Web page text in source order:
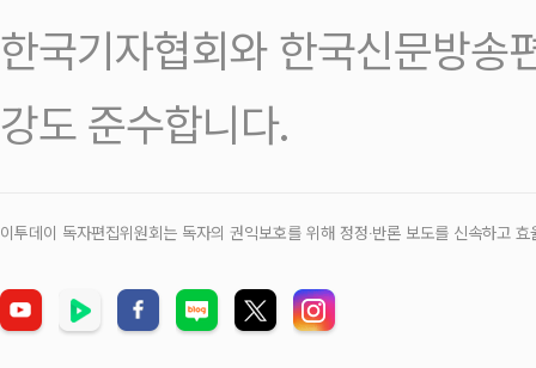
한국기자협회와 한국신문방송
강도 준수합니다.
이투데이 독자편집위원회는 독자의 권익보호를 위해 정정‧반론 보도를 신속하고